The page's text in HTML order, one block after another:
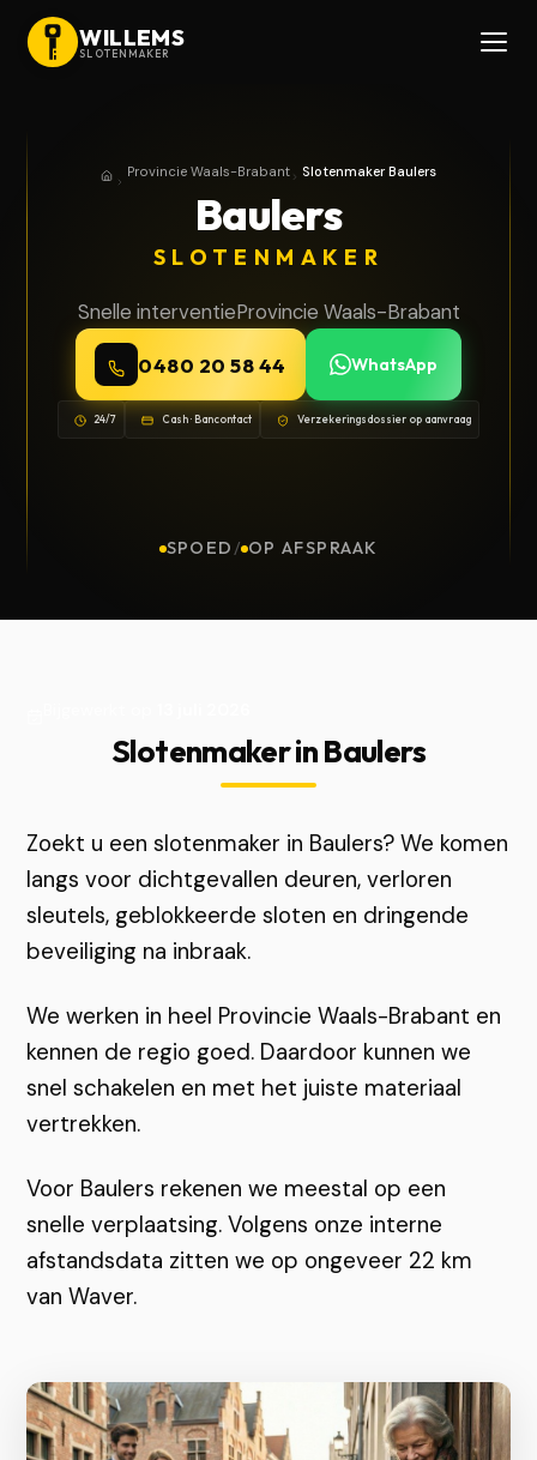
WILLEMS
SLOTENMAKER
HomeProvincie Waals-Brabant
Provincie Waals-Brabant Slotenmaker Baulers
Baulers
SLOTENMAKER
Snelle interventieProvincie Waals-Brabant
0480 20 58 44 WhatsApp
24/7 Cash · Bancontact Verzekeringsdossier op aanvraag
SPOED / OP AFSPRAAK
Slotenmaker in Baulers
Zoekt u een slotenmaker in Baulers? We komen
langs voor dichtgevallen deuren, verloren
sleutels, geblokkeerde sloten en dringende
beveiliging na inbraak.
We werken in heel Provincie Waals-Brabant en
kennen de regio goed. Daardoor kunnen we
snel schakelen en met het juiste materiaal
vertrekken.
Voor Baulers rekenen we meestal op een
snelle verplaatsing. Volgens onze interne
afstandsdata zitten we op ongeveer 22 km
van Waver.